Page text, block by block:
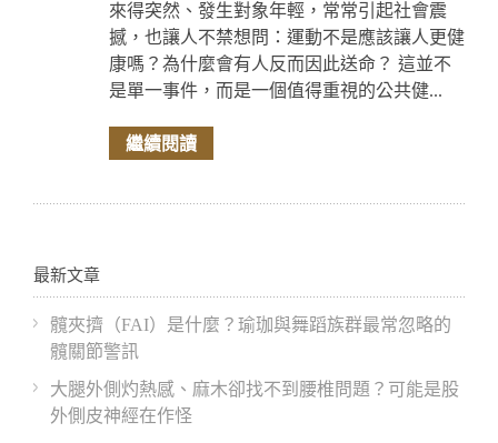
來得突然、發生對象年輕，常常引起社會震
撼，也讓人不禁想問：運動不是應該讓人更健
康嗎？為什麼會有人反而因此送命？ 這並不
是單一事件，而是一個值得重視的公共健...
繼續閱讀
最新文章
髖夾擠（FAI）是什麼？瑜珈與舞蹈族群最常忽略的
髖關節警訊
大腿外側灼熱感、麻木卻找不到腰椎問題？可能是股
外側皮神經在作怪